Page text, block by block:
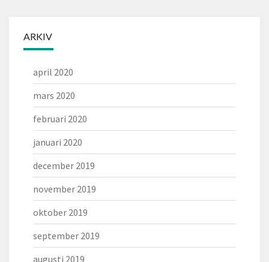
ARKIV
april 2020
mars 2020
februari 2020
januari 2020
december 2019
november 2019
oktober 2019
september 2019
augusti 2019